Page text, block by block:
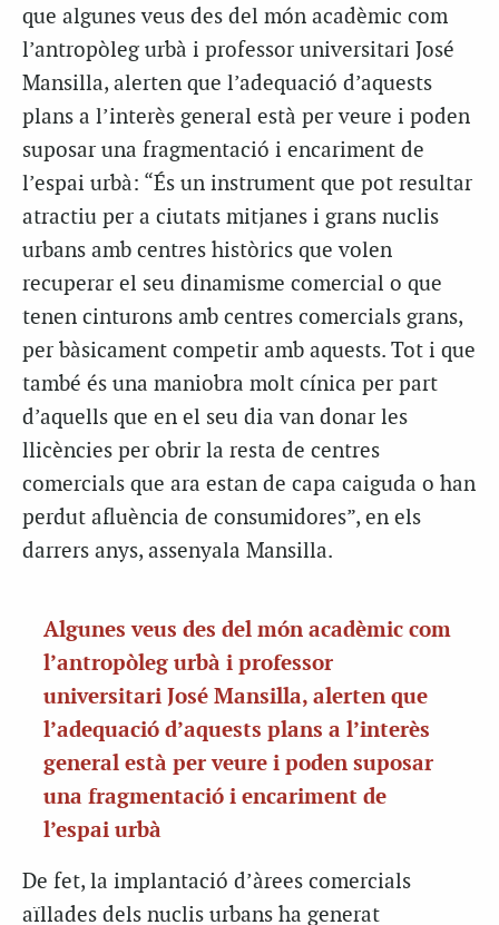
que algunes veus des del món acadèmic com
l’antropòleg urbà i professor universitari José
Mansilla, alerten que l’adequació d’aquests
plans a l’interès general està per veure i poden
suposar una fragmentació i encariment de
l’espai urbà: “És un instrument que pot resultar
atractiu per a ciutats mitjanes i grans nuclis
urbans amb centres històrics que volen
recuperar el seu dinamisme comercial o que
tenen cinturons amb centres comercials grans,
per bàsicament competir amb aquests. Tot i que
també és una maniobra molt cínica per part
d’aquells que en el seu dia van donar les
llicències per obrir la resta de centres
comercials que ara estan de capa caiguda o han
perdut afluència de consumidores”, en els
darrers anys, assenyala Mansilla.
Algunes veus des del món acadèmic com
l’antropòleg urbà i professor
universitari José Mansilla, alerten que
l’adequació d’aquests plans a l’interès
general està per veure i poden suposar
una fragmentació i encariment de
l’espai urbà
De fet, la implantació d’àrees comercials
aïllades dels nuclis urbans ha generat